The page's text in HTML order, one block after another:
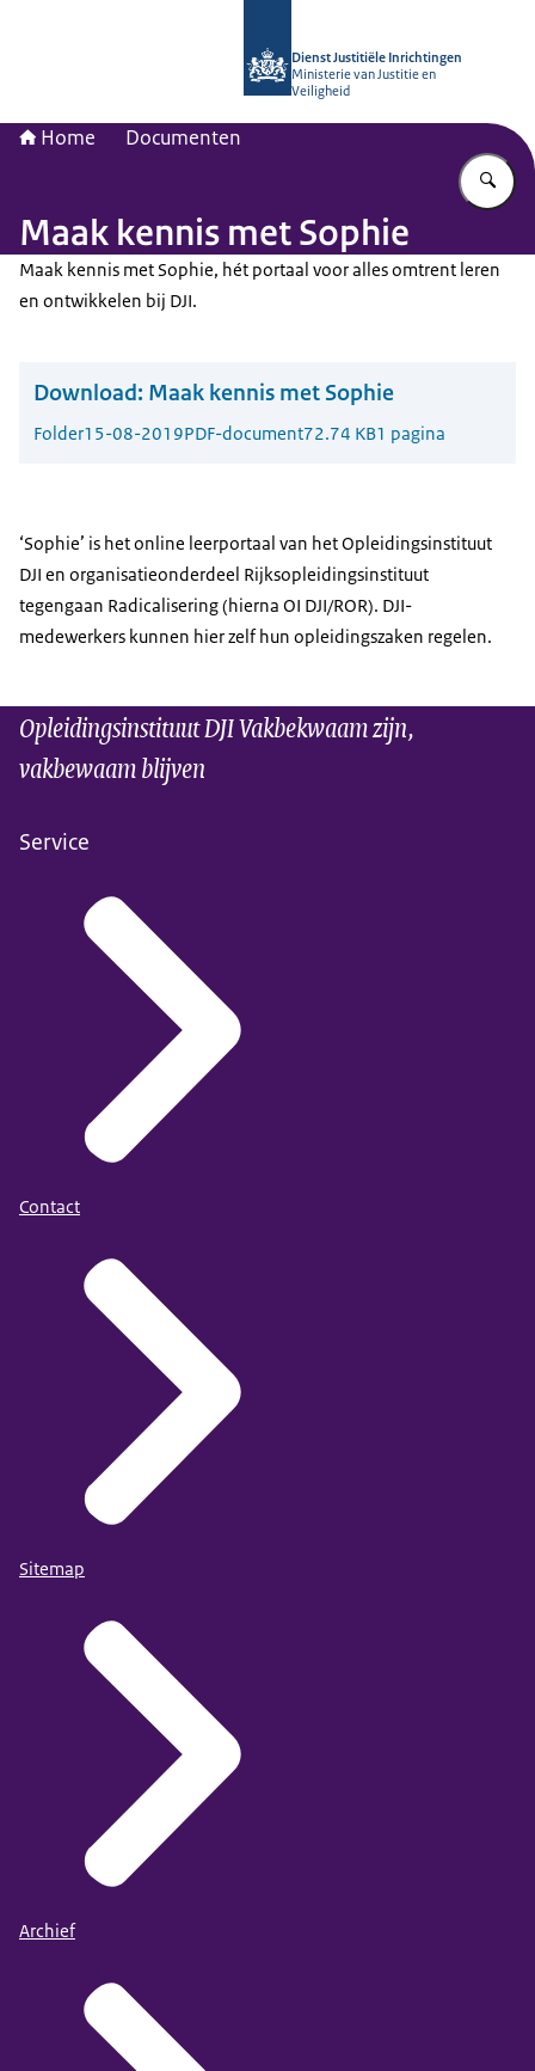
Dienst Justitiële Inrichtingen
Ministerie van Justitie en
Veiligheid
Home Documenten
Maak kennis met Sophie
Maak kennis met Sophie, hét portaal voor alles omtrent leren
en ontwikkelen bij DJI.
Download: Maak kennis met Sophie
Folder15-08-2019PDF-document72.74 KB1 pagina
‘Sophie’ is het online leerportaal van het Opleidingsinstituut
DJI en organisatieonderdeel Rijksopleidingsinstituut
tegengaan Radicalisering (hierna OI DJI/ROR). DJI-
medewerkers kunnen hier zelf hun opleidingszaken regelen.
Opleidingsinstituut DJI Vakbekwaam zijn,
vakbewaam blijven
Service
Contact
Sitemap
Archief